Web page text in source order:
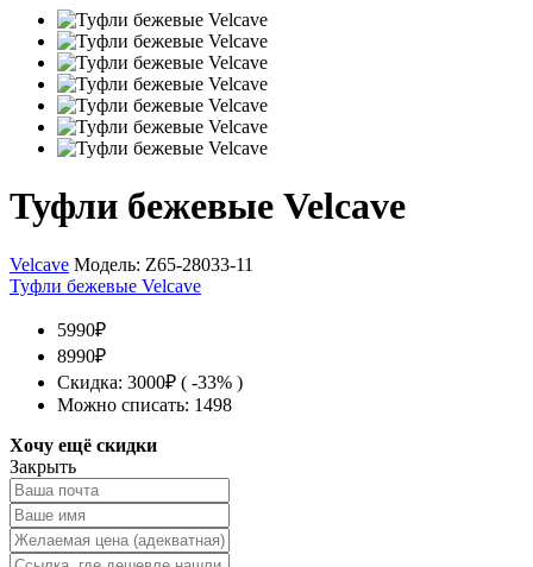
Туфли бежевые Velcave
Velcave Модель: Z65-28033-11
Туфли бежевые Velcave
5990₽
8990₽
Скидка: 3000₽ ( -33% )
Можно списать: 1498
Хочу ещё скидки
Закрыть